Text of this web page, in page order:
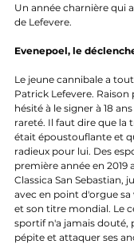
Un année charnière qui
de Lefevere.
Evenepoel, le
Le jeune cannibale a
Patrick Lefevere. Raison
hésité à le signer à 18
rareté. Il faut dire que la
était époustouflante et
radieux pour lui. Des
première année en 2019
Classica San Sebastian,
avec en point d'orgue
et son titre mondial. Le
sportif n'a jamais douté,
pépite et attaquer ses